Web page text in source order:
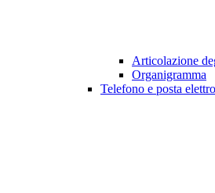
Articolazione
Organigramma
Telefono e posta